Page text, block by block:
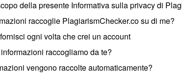
della presente Informativa sulla privacy di
raccoglie PlagiarismChecker.co su di me?
ogni volta che crei un account
raccogliamo da te?
vengono raccolte automaticamente?